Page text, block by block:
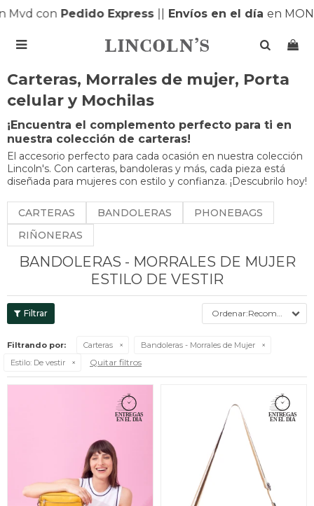
conPedido Express|| Envíos en el díaen

Carteras, Morrales de mujer, Porta
celular y Mochilas
¡Encuentra el complemento perfecto para ti en
nuestra colección de carteras!
El accesorio perfecto para cada ocasión en nuestra colección
Lincoln's. Con carteras, bandoleras y más, cada pieza está
diseñada para mujeres con estilo y confianza. ¡Descubrilo hoy!
CARTERAS BANDOLERAS
PHONEBAGS
RIÑONERAS
BANDOLERAS - MORRALES DE MUJER
ESTILO DE VESTIR
Recomendados
Filtrando por: Carteras
Bandoleras - Morrales de Mujer
Estilo: De vestir Quitar filtros